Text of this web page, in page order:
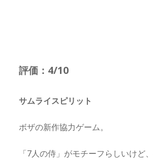
評価：4/10
サムライスピリット
ボザの新作協力ゲーム。
「7人の侍」がモチーフらしいけど